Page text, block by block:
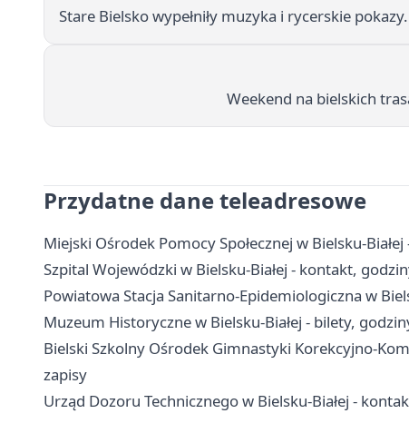
Stare Bielsko wypełniły muzyka i rycerskie
Weekend na bielskich
Przydatne dane teleadresowe
Miejski Ośrodek Pomocy Społecznej w Bielsku-
Szpital Wojewódzki w Bielsku-Białej - kontakt,
Powiatowa Stacja Sanitarno-Epidemiologiczna w
Muzeum Historyczne w Bielsku-Białej - bilety,
Bielski Szkolny Ośrodek Gimnastyki Korekcyjno-
zapisy
Urząd Dozoru Technicznego w Bielsku-Białej -